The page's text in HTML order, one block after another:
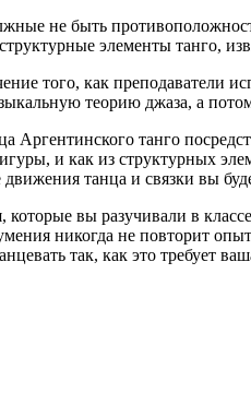
не быть
элементы танго,
того, как преподаватели
теорию джаза, а
Аргентинского танго
и как из структурных
танца и связки вы
вы разучивали в
никогда не повторит
так, как это требует